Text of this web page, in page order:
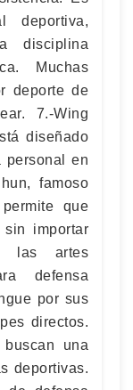
deportiva,
disciplina
Muchas
deporte de
7.-Wing
diseñado
personal en
famoso
que
importar
las artes
defensa
por sus
directos.
una
deportivas.